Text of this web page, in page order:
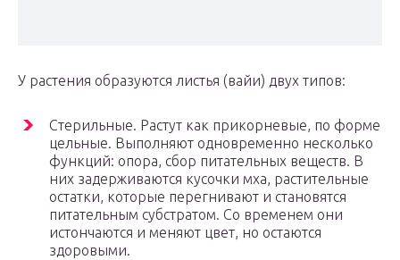
У растения образуются листья (вайи) двух типов:
Стерильные. Растут как прикорневые, по форме
цельные. Выполняют одновременно несколько
функций: опора, сбор питательных веществ. В
них задерживаются кусочки мха, растительные
остатки, которые перегнивают и становятся
питательным субстратом. Со временем они
истончаются и меняют цвет, но остаются
здоровыми.